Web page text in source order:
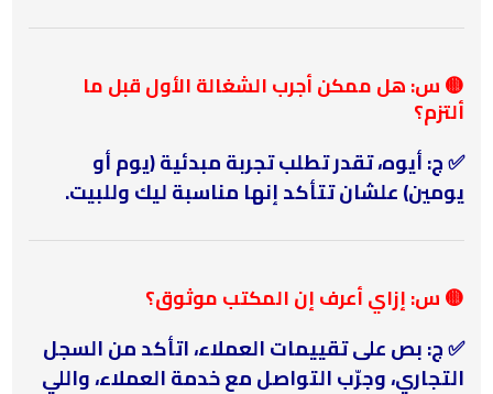
🟡 س: هل ممكن أجرب الشغالة الأول قبل ما
ألتزم؟
✅ ج: أيوه، تقدر تطلب تجربة مبدئية (يوم أو
يومين) علشان تتأكد إنها مناسبة ليك وللبيت.
🟡 س: إزاي أعرف إن المكتب موثوق؟
✅ ج: بص على تقييمات العملاء، اتأكد من السجل
التجاري، وجرّب التواصل مع خدمة العملاء، واللي